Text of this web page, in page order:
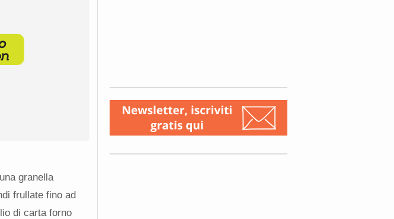
granella
frullate fino ad
di carta forno